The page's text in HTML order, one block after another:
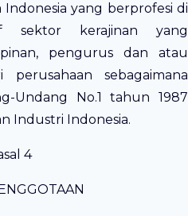
yang berprofesi di
sektor kerajinan yang
pengurus dan atau
sebagaimana
Undang No.1 tahun 1987
Industri Indonesia.
4